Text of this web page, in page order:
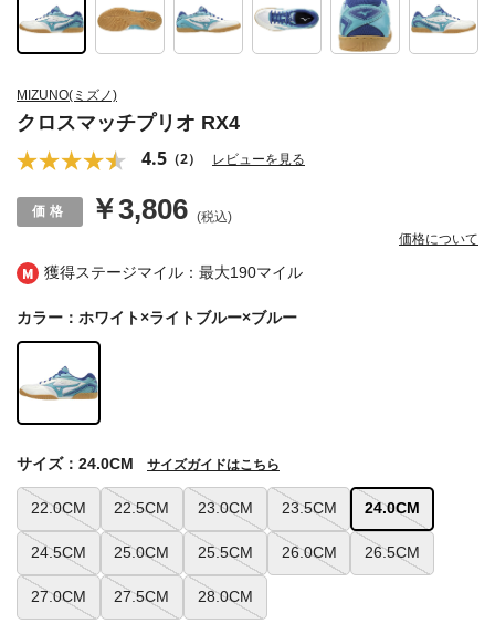
獲得ステージマイル：最大190マイル
MIZUNO(ミズノ)
クロスマッチプリオ RX4
4.5 （2） レビューを見る
￥3,806 (税込)
価格について
カラー：ホワイト×ライトブルー×ブルー
22.0CM 22.5CM 23.0CM 23.5CM 24.0CM
24.5CM 25.0CM 25.5CM 26.0CM 26.5CM
27.0CM 27.5CM 28.0CM
サイズ：24.0CM サイズガイドはこちら